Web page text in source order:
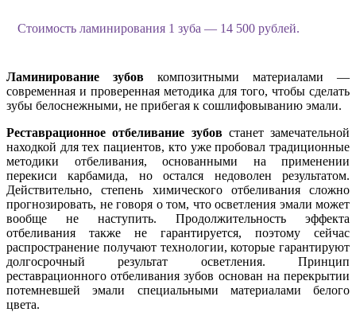
Стоимость ламинирования 1 зуба — 14 500 рублей.
Ламинирование зубов композитными материалами —
современная и проверенная методика для того, чтобы сделать
зубы белоснежными, не прибегая к сошлифовыванию эмали.
Реставрационное отбеливание зубовстанет замечательной
находкой для тех пациентов, кто уже пробовал традиционные
методики отбеливания, основанными на применении
перекиси карбамида, но остался недоволен результатом.
Действительно, степень химического отбеливания сложно
прогнозировать, не говоря о том, что осветления эмали может
вообще не наступить. Продолжительность эффекта
отбеливания также не гарантируется, поэтому сейчас
распространение получают технологии, которые гарантируют
долгосрочный результат осветления. Принцип
реставрационного отбеливания зубов основан на перекрытии
потемневшей эмали специальными материалами белого
цвета.